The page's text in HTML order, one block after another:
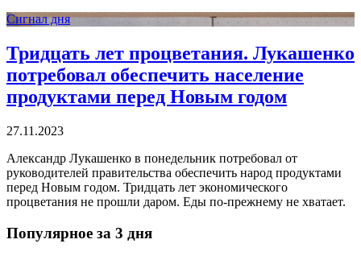
Сигнал дня
Тридцать лет процветания. Лукашенко
потребовал обеспечить население
продуктами перед Новым годом
27.11.2023
Александр Лукашенко в понедельник потребовал от
руководителей правительства обеспечить народ продуктами
перед Новым годом. Тридцать лет экономического
процветания не прошли даром. Еды по-прежнему не хватает.
Популярное за 3 дня